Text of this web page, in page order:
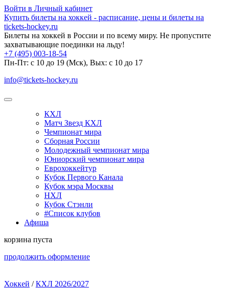
Войти в Личный кабинет
Купить билеты на хоккей - расписание, цены и билеты на
tickets-hockey.ru
Билеты на хоккей в России и по всему миру. Не пропустите
захватывающие поединки на льду!
+7 (495) 003-18-54
Пн-Пт: c 10 до 19 (Мск), Вых: с 10 до 17
info@tickets-hockey.ru
КХЛ
Матч Звезд КХЛ
Чемпионат мира
Сборная России
Молодежный чемпионат мира
Юниорский чемпионат мира
Еврохоккейтур
Кубок Первого Канала
Кубок мэра Москвы
НХЛ
Кубок Стэнли
#Список клубов
Афиша
корзина пуста
продолжить оформление
Хоккей /КХЛ 2026/2027